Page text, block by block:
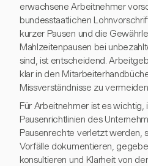
erwachsene Arbeitnehmer
bundesstaatlichen
kurzer Pausen und die
Mahlzeitenpausen bei
sind, ist entscheidend.
klar in den
Missverständnisse zu
Für Arbeitnehmer ist es
Pausenrichtlinien des
Pausenrechte verletzt werden,
Vorfälle dokumentieren,
konsultieren und Klarheit von